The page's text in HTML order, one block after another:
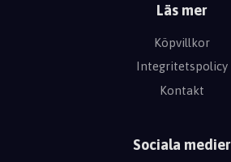
Läs mer
Köpvillkor
Integritetspolicy
Kontakt
Sociala medier